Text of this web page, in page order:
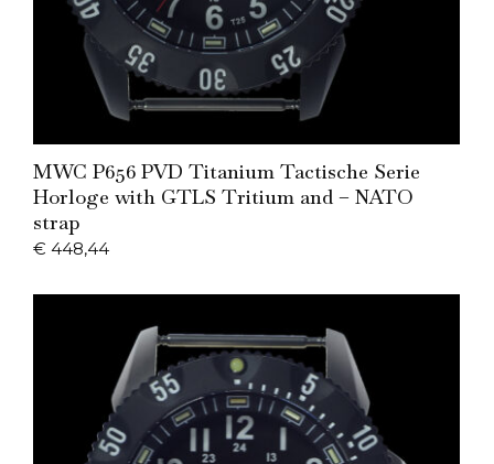
MWC P656 PVD Titanium Tactische Serie
Horloge with GTLS Tritium and – NATO
strap
€ 448,44